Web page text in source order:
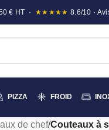
€ HT · ★★★★★ 8.6/10 ·
PIZZA FROID
de chef/Couteaux à